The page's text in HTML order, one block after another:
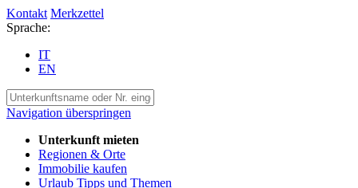
Kontakt Merkzettel
Sprache:
IT
EN
Navigation überspringen
Unterkunft mieten
Regionen & Orte
Immobilie kaufen
Urlaub Tipps und Themen